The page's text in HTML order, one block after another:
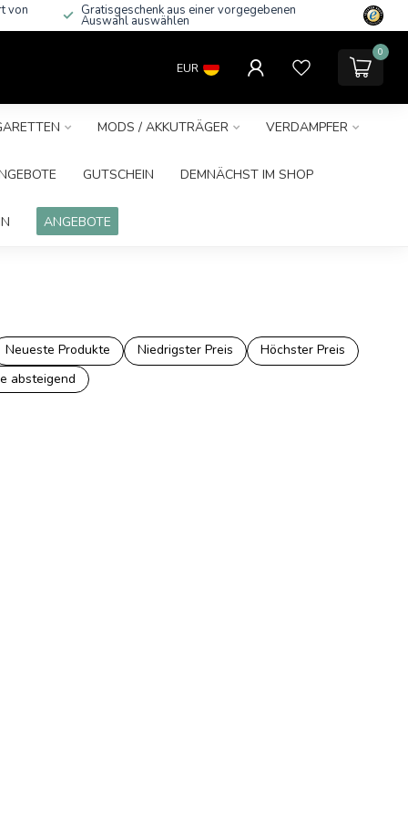
von Gratisgeschenk aus einer vorgegebenen
Auswahl auswählen
EUR
0
MODS / AKKUTRÄGER VERDAMPFER
GUTSCHEIN DEMNÄCHST IM SHOP
ANGEBOTE
Neueste Produkte Niedrigster Preis
Höchster Preis
absteigend